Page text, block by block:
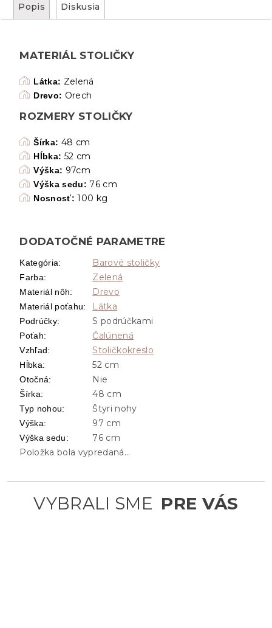
Popis Diskusia
MATERIÁL STOLIČKY
Látka: Zelená
Drevo: Orech
ROZMERY STOLIČKY
Šírka: 48 cm
Hĺbka: 52 cm
Výška: 97cm
Výška sedu: 76 cm
Nosnosť: 100 kg
DODATOČNÉ PARAMETRE
Kategória: Barové stoličky
Farba: Zelená
Materiál nôh: Drevo
Materiál poťahu: Látka
Podrúčky: S podrúčkami
Poťah: Čalúnená
Vzhľad: Stoličkokreslo
Hĺbka: 52 cm
Otočná: Nie
Šírka: 48 cm
Typ nohou: Štyri nohy
Výška: 97 cm
Výška sedu:
76 cm
Položka bola vypredaná…